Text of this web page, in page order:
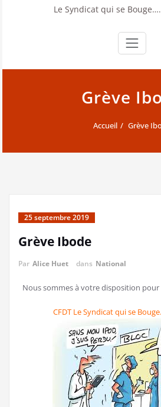
Le Syndicat qui se
Grève
Accueil Grève
25 septembre 2019
Grève Ibode
Par Alice Huet dans National
Nous sommes à votre disposition pour
CFDT Le Syndicat qui se